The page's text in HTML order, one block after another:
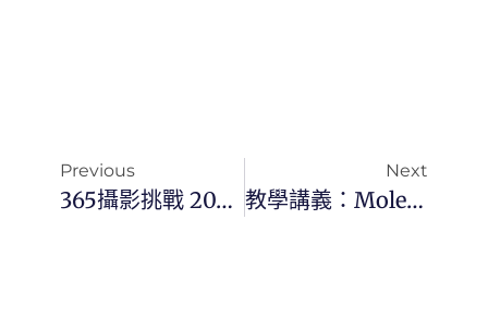
Previous
365攝影挑戰 20251024(五)297/365 Day3566
Next
教學講義：Mole 輕量級 Mac 清理工具